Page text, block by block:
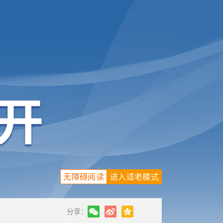
进入适老模式
无障碍阅读
分享：